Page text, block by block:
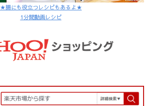
★腸にも役立つレシピもあるよ★
1分間動画レシピ